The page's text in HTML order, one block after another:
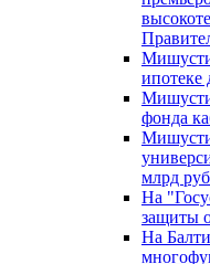
ипотеке
фонда
млрд
На
защиты
На